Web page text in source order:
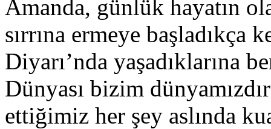
Amanda, günlük hayatın
sırrına ermeye
Diyarı’nda yaşadıklarına
Dünyası bizim
ettiğimiz her şey aslında